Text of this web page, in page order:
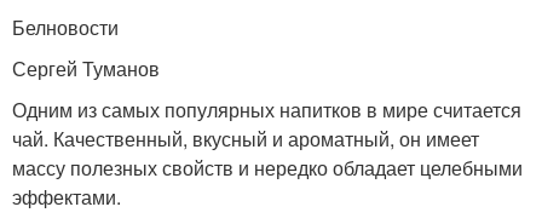
Белновости
Сергей Туманов
Одним из самых популярных напитков в мире считается
чай. Качественный, вкусный и ароматный, он имеет
массу полезных свойств и нередко обладает целебными
эффектами.